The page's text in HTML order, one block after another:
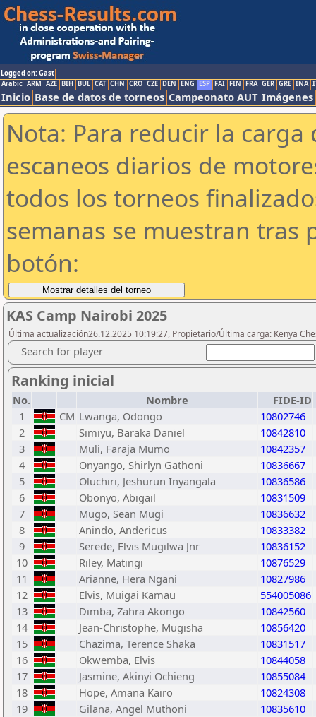
Logged on: Gast
Arabic ARM AZE BIH BUL CAT CHN CRO CZE DEN ENG ESP FAI FIN FRA GER GRE INA
Inicio Base de datos de torneos Campeonato AUT Imágenes
Nota: Para reducir la
escaneos diarios de
todos los torneos
semanas se muestran tras
botón:
KAS Camp Nairobi 2025
Última actualización26.12.2025 10:19:27, Propietario/Última carga: Kenya
Search for player
Ranking inicial
No. Nombre FIDE-ID
1
CM Lwanga, Odongo 10802746
2
Simiyu, Baraka Daniel 10842810
3
Muli, Faraja Mumo 10842357
4
Onyango, Shirlyn Gathoni 10836667
5
Oluchiri, Jeshurun Inyangala 10836586
6
Obonyo, Abigail 10831509
7
Mugo, Sean Mugi 10836632
8
Anindo, Andericus 10833382
9
Serede, Elvis Mugilwa Jnr 10836152
10
Riley, Matingi 10876529
11
Arianne, Hera Ngani 10827986
12
Elvis, Muigai Kamau 554005086
13
Dimba, Zahra Akongo 10842560
14
Jean-Christophe, Mugisha 10856420
15
Chazima, Terence Shaka 10831517
16
Okwemba, Elvis 10844058
17
Jasmine, Akinyi Ochieng 10855084
18
Hope, Amana Kairo 10824308
19
Gilana, Angel Muthoni 10835610